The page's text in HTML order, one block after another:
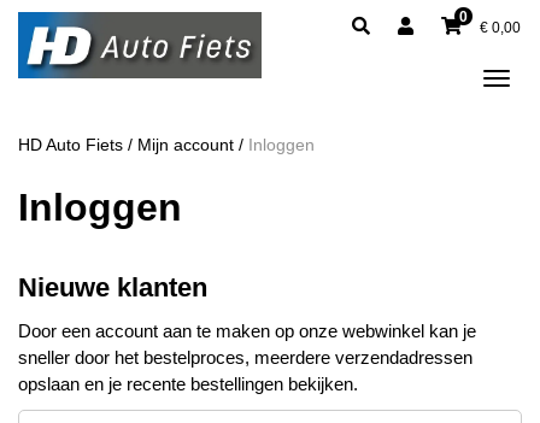
0
€ 0,00
HD Auto Fiets / Mijn account / Inloggen
Inloggen
Nieuwe klanten
Door een account aan te maken op onze webwinkel kan je
sneller door het bestelproces, meerdere verzendadressen
opslaan en je recente bestellingen bekijken.